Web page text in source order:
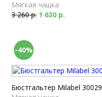
Мягкая чашка
3 260 р. 1 630 р.
-40%
Бюстгальтер Milabel 30029